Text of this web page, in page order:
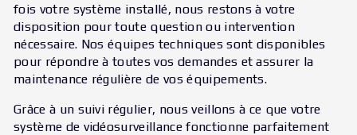
fois votre système installé, nous restons à votre
disposition pour toute question ou intervention
nécessaire. Nos équipes techniques sont disponibles
pour répondre à toutes vos demandes et assurer la
maintenance régulière de vos équipements.
Grâce à un suivi régulier, nous veillons à ce que votre
système de vidéosurveillance fonctionne parfaitement